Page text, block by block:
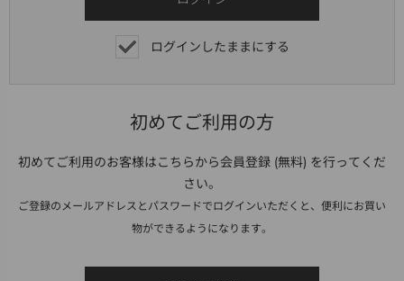
ログインしたままにする
初めてご利用の方
初めてご利用のお客様はこちらから会員登録 (無料) を行ってくだ
さい。
ご登録のメールアドレスとパスワードでログインいただくと、便利にお買い
物ができるようになります。